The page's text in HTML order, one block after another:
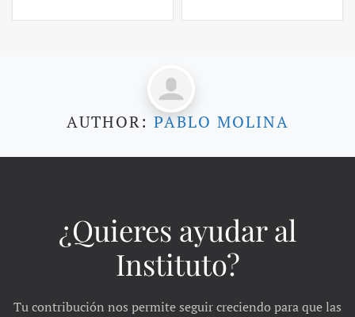
AUTHOR: PABLO MOLINA
¿Quieres ayudar al
Instituto?
Tu contribución nos permite seguir creciendo para que las